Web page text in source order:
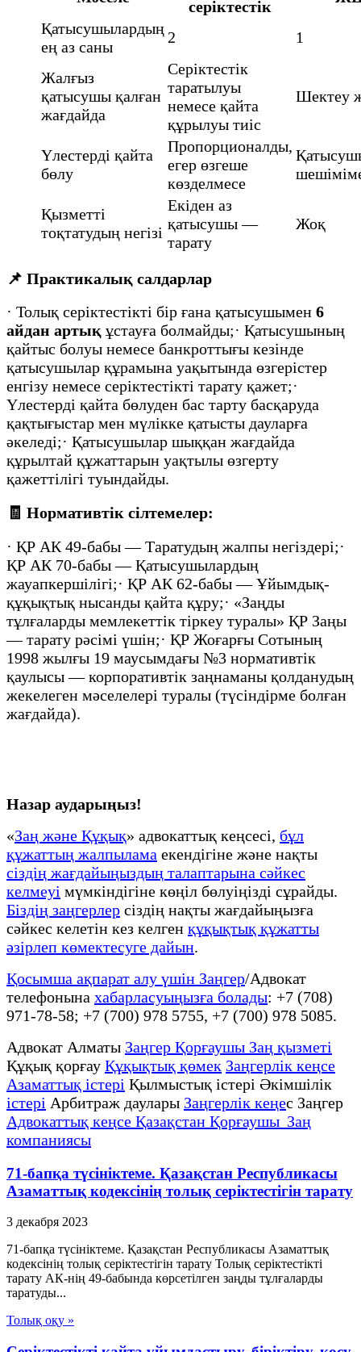
серіктестік
Қатысушылардың
ең аз саны
2 1
Жалғыз
қатысушы қалған
жағдайда
Серіктестік
таратылуы
немесе қайта
құрылуы тиіс
Шектеу
Үлестерді қайта
бөлу
Пропорционалды,
егер өзгеше
көзделмесе
Қызметті
тоқтатудың негізі
Екіден аз
қатысушы —
тарату
Жоқ
📌 Практикалық салдарлар
· Толық серіктестікті бір ғана қатысушымен 6
айдан артық ұстауға болмайды;· Қатысушының
қайтыс болуы немесе банкроттығы кезінде
қатысушылар құрамына уақытында өзгерістер
енгізу немесе серіктестікті тарату қажет;·
Үлестерді қайта бөлуден бас тарту басқаруда
қақтығыстар мен мүлікке қатысты дауларға
әкеледі;· Қатысушылар шыққан жағдайда
құрылтай құжаттарын уақтылы өзгерту
қажеттілігі туындайды.
🧾 Нормативтік сілтемелер:
· ҚР АК 49-бабы — Таратудың жалпы негіздері;·
ҚР АК 70-бабы — Қатысушылардың
жауапкершілігі;· ҚР АК 62-бабы — Ұйымдық-
құқықтық нысанды қайта құру;· «Заңды
тұлғаларды мемлекеттік тіркеу туралы» ҚР Заңы
— тарату рәсімі үшін;· ҚР Жоғарғы Сотының
1998 жылғы 19 маусымдағы №3 нормативтік
қаулысы — корпоративтік заңнаманы қолданудың
жекелеген мәселелері туралы (түсіндірме болған
жағдайда).
Назар аударыңыз!
«Заң және Құқық» адвокаттық кеңсесі, бұл
құжаттың жалпылама екендігіне және нақты
сіздің жағдайыңыздың талаптарына сәйкес
келмеуі мүмкіндігіне көңіл бөлуіңізді сұрайды.
Біздің заңгерлер сіздің нақты жағдайыңызға
сәйкес келетін кез келген құқықтық құжатты
әзірлеп көмектесуге дайын.
Қосымша ақпарат алу үшін Заңгер/Адвокат
телефонына хабарласуыңызға болады: +7 (708)
971-78-58; +7 (700) 978 5755, +7 (700) 978 5085.
Адвокат Алматы Заңгер Қорғаушы Заң қызметі
Құқық қорғау Құқықтық қөмек Заңгерлік кеңсе
Азаматтық істері Қылмыстық істері Әкімшілік
істері Арбитраж даулары Заңгерлік кеңес Заңгер
Адвокаттық кеңсе Қазақстан Қорғаушы Заң
компаниясы
71-бапқа түсініктеме. Қазақстан Республикасы
Азаматтық кодексінің толық серіктестігін тарату
3 декабря 2023
71-бапқа түсініктеме. Қазақстан Республикасы Азаматтық
кодексінің толық серіктестігін тарату Толық серіктестікті
тарату АК-нің 49-бабында көрсетілген заңды тұлғаларды
таратуды...
Толық оқу »